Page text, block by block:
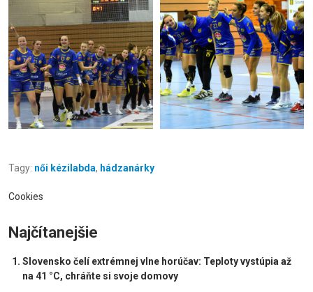
Tagy: női kézilabda, hádzanárky
Cookies
Najčítanejšie
Slovensko čelí extrémnej vlne horúčav: Teploty vystúpia až
na 41 °C, chráňte si svoje domovy